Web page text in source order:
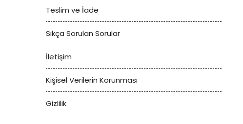
Teslim ve İade
Sıkça Sorulan Sorular
İletişim
Kişisel Verilerin Korunması
Gizlilik